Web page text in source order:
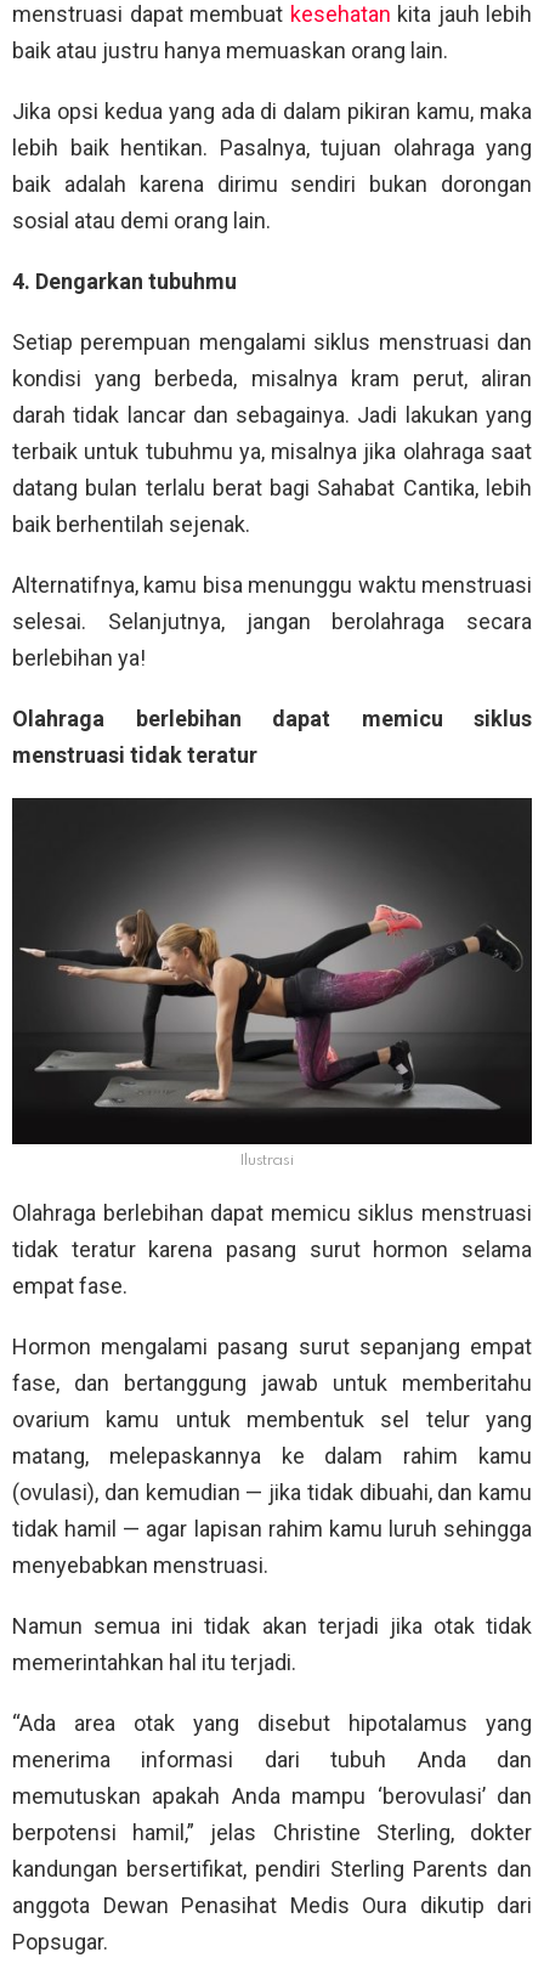
menstruasi dapat membuat kesehatan kita jauh lebih
baik atau justru hanya memuaskan orang lain.
Jika opsi kedua yang ada di dalam pikiran kamu, maka
lebih baik hentikan. Pasalnya, tujuan olahraga yang
baik adalah karena dirimu sendiri bukan dorongan
sosial atau demi orang lain.
4. Dengarkan tubuhmu
Setiap perempuan mengalami siklus menstruasi dan
kondisi yang berbeda, misalnya kram perut, aliran
darah tidak lancar dan sebagainya. Jadi lakukan yang
terbaik untuk tubuhmu ya, misalnya jika olahraga saat
datang bulan terlalu berat bagi Sahabat Cantika, lebih
baik berhentilah sejenak.
Alternatifnya, kamu bisa menunggu waktu menstruasi
selesai. Selanjutnya, jangan berolahraga secara
berlebihan ya!
Olahraga berlebihan dapat memicu siklus
menstruasi tidak teratur
Ilustrasi
Olahraga berlebihan dapat memicu siklus menstruasi
tidak teratur karena pasang surut hormon selama
empat fase.
Hormon mengalami pasang surut sepanjang empat
fase, dan bertanggung jawab untuk memberitahu
ovarium kamu untuk membentuk sel telur yang
matang, melepaskannya ke dalam rahim kamu
(ovulasi), dan kemudian — jika tidak dibuahi, dan kamu
tidak hamil — agar lapisan rahim kamu luruh sehingga
menyebabkan menstruasi.
Namun semua ini tidak akan terjadi jika otak tidak
memerintahkan hal itu terjadi.
“Ada area otak yang disebut hipotalamus yang
menerima informasi dari tubuh Anda dan
memutuskan apakah Anda mampu ‘berovulasi’ dan
berpotensi hamil,” jelas Christine Sterling, dokter
kandungan bersertifikat, pendiri Sterling Parents dan
anggota Dewan Penasihat Medis Oura dikutip dari
Popsugar.